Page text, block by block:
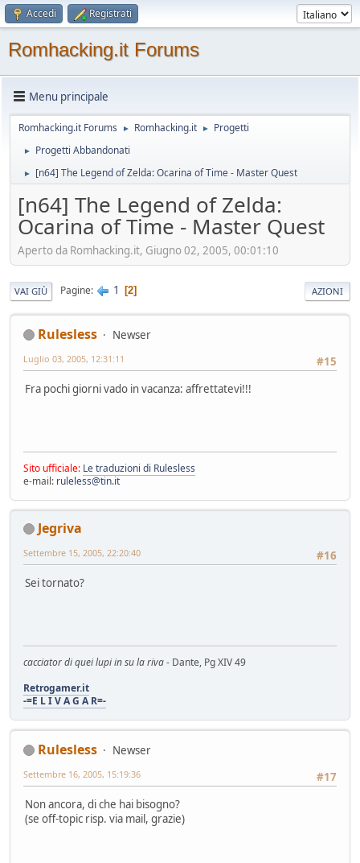
Accedi Registrati
Romhacking.it Forums
Menu principale
Romhacking.it Forums ► Romhacking.it ► Progetti
► Progetti Abbandonati
► [n64] The Legend of Zelda: Ocarina of Time - Master Quest
[n64] The Legend of Zelda:
Ocarina of Time - Master Quest
Aperto da Romhacking.it, Giugno 02, 2005, 00:01:10
VAI GIÙ Pagine 1 2 AZIONI
Rulesless
Newser
#15
Luglio 03, 2005, 12:31:11
Fra pochi giorni vado in vacanza: affrettatevi!!!
Sito ufficiale: Le traduzioni di Rulesless
e-mail: ruleless@tin.it
Jegriva
#16
Settembre 15, 2005, 22:20:40
Sei tornato?
cacciator di quei lupi in su la riva- Dante, Pg XIV 49
Retrogamer.it
-=E L I V A G A R=-
Rulesless
Newser
#17
Settembre 16, 2005, 15:19:36
Non ancora, di che hai bisogno?
(se off-topic risp. via mail, grazie)